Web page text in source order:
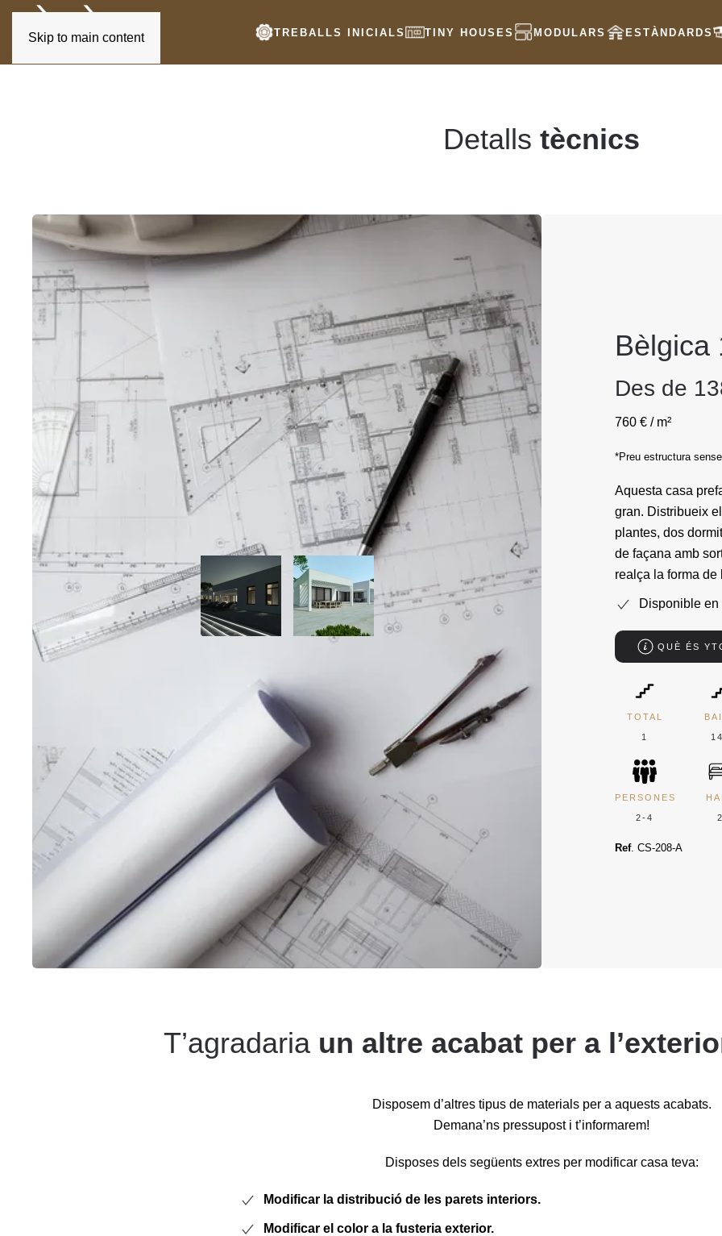
Skip to main content TREBALLS INICIALS TINY HOUSES MODULARS ESTÀNDARDS
Detalls tècnics
Bèlgica
Des de
760 € / m²
*Preu estructura
Aquesta casa
gran. Distribueix
plantes, dos
de façana amb
realça la forma de
Disponible
QUÈ ÉS
TOTAL
1
PERSONES
2-4
Ref. CS-208-A
T’agradaria un altre acabat per a
Disposem d’altres tipus de materials per a aquests acabats.
Demana’ns pressupost i t’informarem!
Disposes dels següents extres per modificar casa teva:
Modificar la distribució de les parets interiors.
Modificar el color a la fusteria exterior.